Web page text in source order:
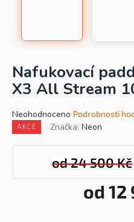
Nafukovací
X3 All Stream
AKCE
Průměrné
hodnocení
produktu
Neohodnoceno Podrobnosti
Značka: Neon
od 24 500 Kč
od 12